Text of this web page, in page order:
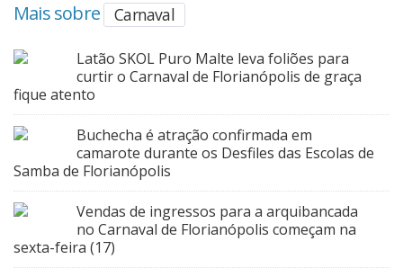
Mais sobre Carnaval
Latão SKOL Puro Malte leva foliões para
curtir o Carnaval de Florianópolis de graça
fique atento
Buchecha é atração confirmada em
camarote durante os Desfiles das Escolas de
Samba de Florianópolis
Vendas de ingressos para a arquibancada
no Carnaval de Florianópolis começam na
sexta-feira (17)